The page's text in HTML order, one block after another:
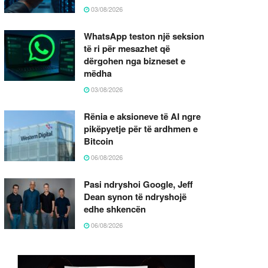
03/08/2026
WhatsApp teston një seksion
të ri për mesazhet që
dërgohen nga bizneset e
mëdha
03/08/2026
Rënia e aksioneve të AI ngre
pikëpyetje për të ardhmen e
Bitcoin
06/08/2026
Pasi ndryshoi Google, Jeff
Dean synon të ndryshojë
edhe shkencën
06/08/2026